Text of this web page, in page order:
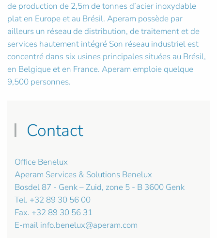
de production de 2,5m de tonnes d’acier inoxydable
plat en Europe et au Brésil. Aperam possède par
ailleurs un réseau de distribution, de traitement et de
services hautement intégré Son réseau industriel est
concentré dans six usines principales situées au Brésil,
en Belgique et en France. Aperam emploie quelque
9,500 personnes.
Contact
Office Benelux
Aperam Services & Solutions Benelux
Bosdel 87 - Genk – Zuid, zone 5 - B 3600 Genk
Tel. +32 89 30 56 00
Fax. +32 89 30 56 31
E-mail info.benelux@aperam.com